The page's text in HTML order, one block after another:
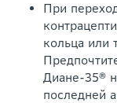
При
кольца или
Диане-35®
последней